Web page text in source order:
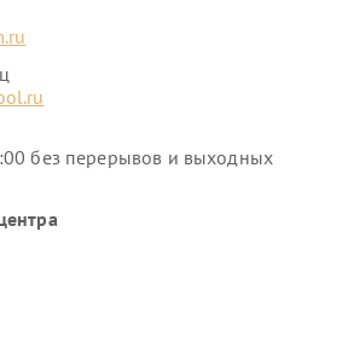
без перерывов и выходных